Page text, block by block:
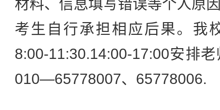
材料、信息填写错误等个人原
考生自行承担相应后果。我
8:00-11:30.14:00-17:00安排
010—65778007、65778006.